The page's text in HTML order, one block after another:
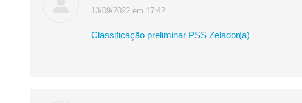
disse:
13/09/2022 em 17:42
Classificação preliminar PSS Zelador(a)